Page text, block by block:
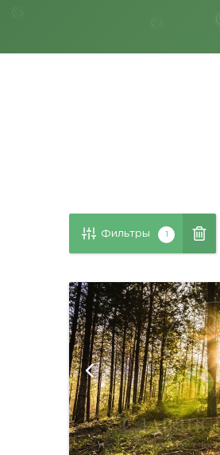
Фильтры
показать